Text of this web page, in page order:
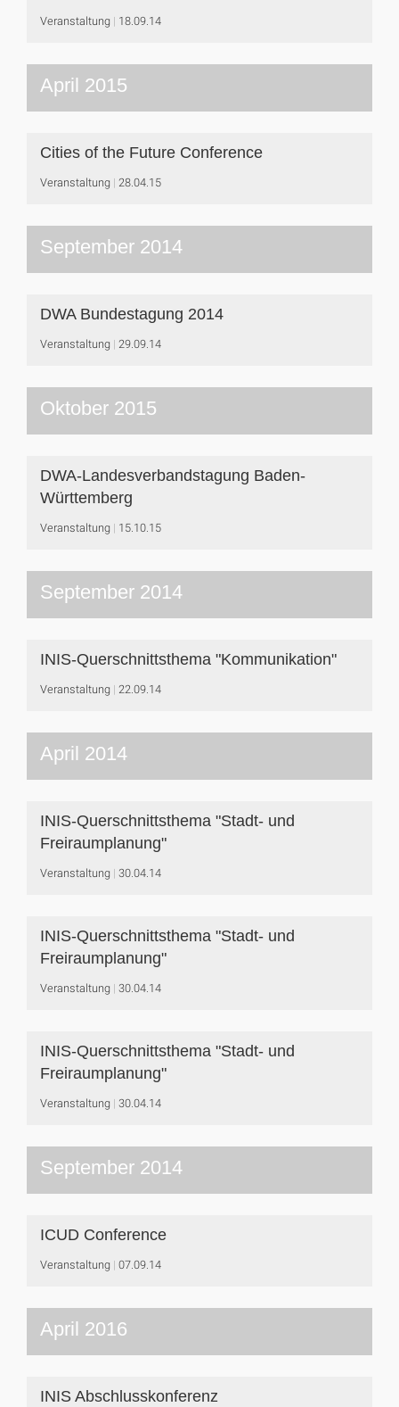
Veranstaltung 18.09.14
April 2015
Cities of the Future Conference
Veranstaltung 28.04.15
September 2014
DWA Bundestagung 2014
Veranstaltung 29.09.14
Oktober 2015
DWA-Landesverbandstagung Baden-
Württemberg
Veranstaltung 15.10.15
September 2014
INIS-Querschnittsthema "Kommunikation"
Veranstaltung 22.09.14
April 2014
INIS-Querschnittsthema "Stadt- und
Freiraumplanung"
Veranstaltung 30.04.14
INIS-Querschnittsthema "Stadt- und
Freiraumplanung"
Veranstaltung 30.04.14
INIS-Querschnittsthema "Stadt- und
Freiraumplanung"
Veranstaltung 30.04.14
September 2014
ICUD Conference
Veranstaltung 07.09.14
April 2016
INIS Abschlusskonferenz